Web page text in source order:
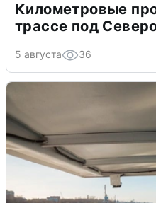
Километровые
трассе под
5 августа 36